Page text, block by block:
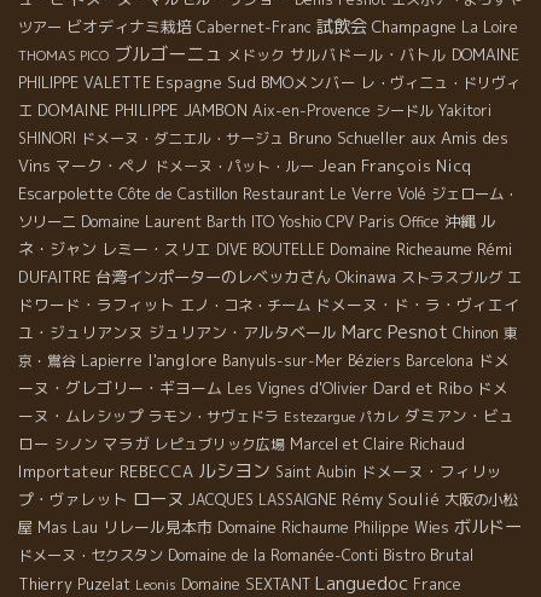
ツアー ビオディナミ栽培 Cabernet-Franc 試飲会 Champagne La Loire
THOMAS PICO ブルゴーニュ メドック サルバドール・バトル DOMAINE
PHILIPPE VALETTE Espagne Sud BMOメンバー レ・ヴィニュ・ドリヴィ
エ DOMAINE PHILIPPE JAMBON Aix-en-Provence シードル Yakitori
SHINORI ドメーヌ・ダニエル・サージュ Bruno Schueller aux Amis des
Vins マーク・ペノ ドメーヌ・パット・ルー Jean François Nicq
Escarpolette Côte de Castillon Restaurant Le Verre Volé ジェローム・
ソリーニ Domaine Laurent Barth ITO Yoshio CPV Paris Office 沖縄 ル
ネ・ジャン レミー・スリエ DIVE BOUTELLE Domaine Richeaume Rémi
DUFAITRE 台湾インポーターのレベッカさん Okinawa ストラスブルグ エ
ドワード・ラフィット エノ・コネ・チーム ドメーヌ・ド・ラ・ヴィエイ
ユ・ジュリアンヌ ジュリアン・アルタベール Marc Pesnot Chinon 東
京・鴬谷 Lapierre l'anglore Banyuls-sur-Mer Béziers Barcelona ドメ
ーヌ・グレゴリー・ギヨーム Les Vignes d'Olivier Dard et Ribo ドメ
ーヌ・ムレシップ ラモン・サヴェドラ Estezargue パカレ ダミアン・ビュ
ロー シノン マラガ レピュブリック広場 Marcel et Claire Richaud
Importateur REBECCA ルシヨン Saint Aubin ドメーヌ・フィリッ
プ・ヴァレット ローヌ JACQUES LASSAIGNE Rémy Soulié 大阪の小松
屋 Mas Lau リレール見本市 Domaine Richaume Philippe Wies ボルドー
ドメーヌ・セクスタン Domaine de la Romanée-Conti Bistro Brutal
Thierry Puzelat Leonis Domaine SEXTANT Languedoc France